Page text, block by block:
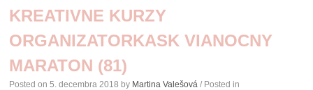
CONTENT
KREATIVNE KURZY
ORGANIZATORKASK VIANOCNY
MARATON (81)
Posted on5. decembra 2018 by Martina Valešová / Posted in